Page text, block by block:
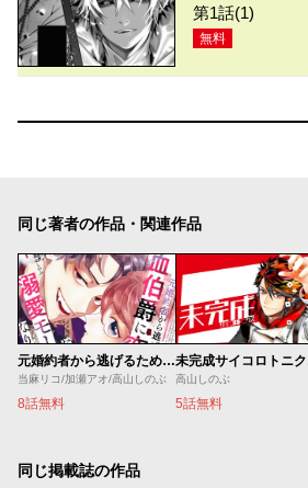
第1話(1)
無料
同じ著者の作品・関連作品
元婚約者から逃げるため吸血伯爵に恋人のフリをお願いしたら、なぜか溺愛モードになりました
当麻リコ/加瀬アオ/高山しのぶ
8話無料
未完成サイコロトニ
高山しのぶ
5話無料
同じ掲載誌の作品